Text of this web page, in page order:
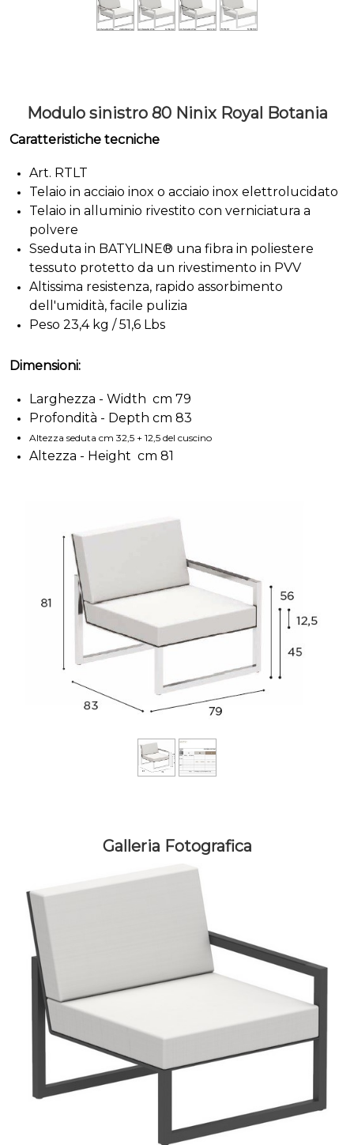
Modulo sinistro 80 Ninix Royal Botania
Caratteristiche tecniche
Art. RTLT
Telaio in acciaio inox o acciaio inox elettrolucidato
Telaio in alluminio rivestito con verniciatura a
polvere
Sseduta in BATYLINE® una fibra in poliestere
tessuto protetto da un rivestimento in PVV
Altissima resistenza, rapido assorbimento
dell'umidità, facile pulizia
Peso 23,4 kg / 51,6 Lbs
Dimensioni:
Larghezza - Width cm 79
Profondità - Depth cm 83
Altezza seduta cm 32,5 + 12,5 del cuscino
Altezza - Height cm 81
Galleria Fotografica